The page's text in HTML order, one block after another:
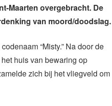
Maarten overgebracht. De
van moord/doodslag.
“Misty.” Na door de
huis van bewaring op
zich bij het vliegveld om